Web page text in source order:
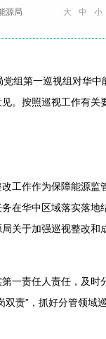
源局 大 中 小
组第一巡视组对华
。按照巡视工作有关
工作作为保障能源监
在华中区域落实落地
关于加强巡视整改和
一责任人责任，及
责”，抓好分管领域